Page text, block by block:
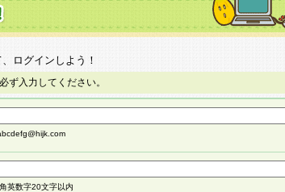
ログインしよう！
ず入力してください。
英数字20文字以内